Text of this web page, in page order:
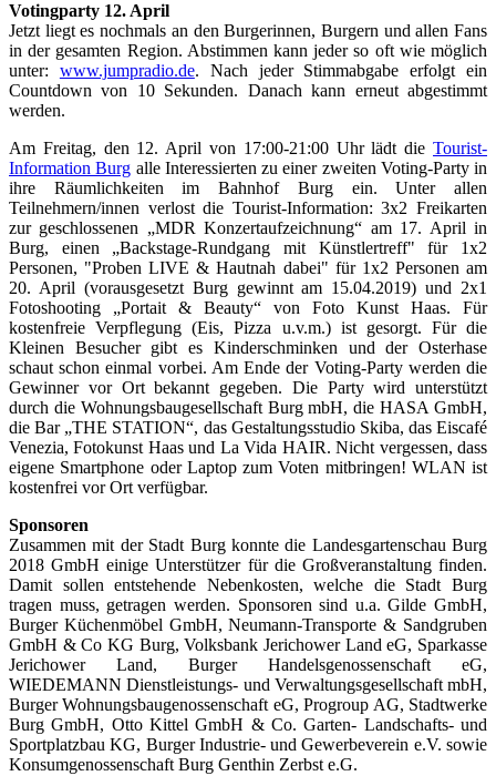
Votingparty 12. April
Jetzt liegt es nochmals an den Burgerinnen, Burgern und allen Fans
in der gesamten Region. Abstimmen kann jeder so oft wie möglich
unter: www.jumpradio.de. Nach jeder Stimmabgabe erfolgt ein
Countdown von 10 Sekunden. Danach kann erneut abgestimmt
werden.
Am Freitag, den 12. April von 17:00-21:00 Uhr lädt die Tourist-
Information Burg alle Interessierten zu einer zweiten Voting-Party in
ihre Räumlichkeiten im Bahnhof Burg ein. Unter allen
Teilnehmern/innen verlost die Tourist-Information: 3x2 Freikarten
zur geschlossenen „MDR Konzertaufzeichnung“ am 17. April in
Burg, einen „Backstage-Rundgang mit Künstlertreff" für 1x2
Personen, "Proben LIVE & Hautnah dabei" für 1x2 Personen am
20. April (vorausgesetzt Burg gewinnt am 15.04.2019) und 2x1
Fotoshooting „Portait & Beauty“ von Foto Kunst Haas. Für
kostenfreie Verpflegung (Eis, Pizza u.v.m.) ist gesorgt. Für die
Kleinen Besucher gibt es Kinderschminken und der Osterhase
schaut schon einmal vorbei. Am Ende der Voting-Party werden die
Gewinner vor Ort bekannt gegeben. Die Party wird unterstützt
durch die Wohnungsbaugesellschaft Burg mbH, die HASA GmbH,
die Bar „THE STATION“, das Gestaltungsstudio Skiba, das Eiscafé
Venezia, Fotokunst Haas und La Vida HAIR. Nicht vergessen, dass
eigene Smartphone oder Laptop zum Voten mitbringen! WLAN ist
kostenfrei vor Ort verfügbar.
Sponsoren
Zusammen mit der Stadt Burg konnte die Landesgartenschau Burg
2018 GmbH einige Unterstützer für die Großveranstaltung finden.
Damit sollen entstehende Nebenkosten, welche die Stadt Burg
tragen muss, getragen werden. Sponsoren sind u.a. Gilde GmbH,
Burger Küchenmöbel GmbH, Neumann-Transporte & Sandgruben
GmbH & Co KG Burg, Volksbank Jerichower Land eG, Sparkasse
Jerichower Land, Burger Handelsgenossenschaft eG,
WIEDEMANN Dienstleistungs- und Verwaltungsgesellschaft mbH,
Burger Wohnungsbaugenossenschaft eG, Progroup AG, Stadtwerke
Burg GmbH, Otto Kittel GmbH & Co. Garten- Landschafts- und
Sportplatzbau KG, Burger Industrie- und Gewerbeverein e.V. sowie
Konsumgenossenschaft Burg Genthin Zerbst e.G.